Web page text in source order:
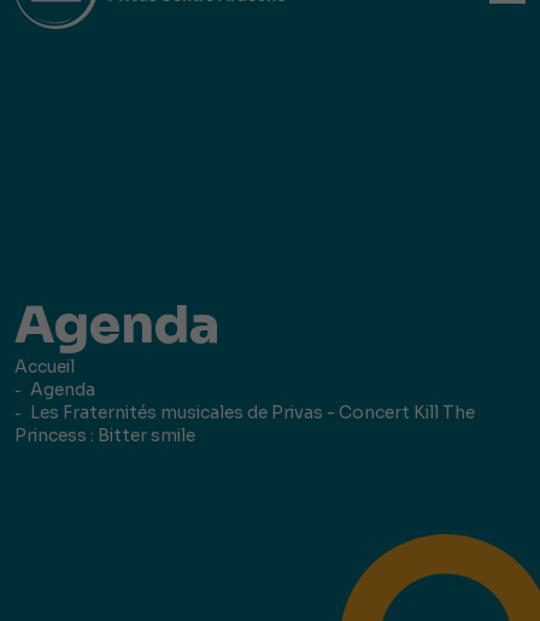
Agenda
Accueil
Agenda
Les Fraternités musicales de Privas - Concert Kill The
Princess : Bitter smile